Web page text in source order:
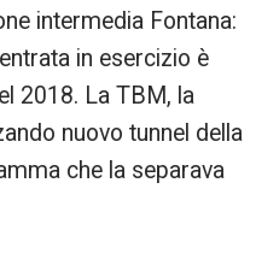
intermedia Fontana:
in esercizio è
2018. La TBM, la
nuovo tunnel della
che la separava